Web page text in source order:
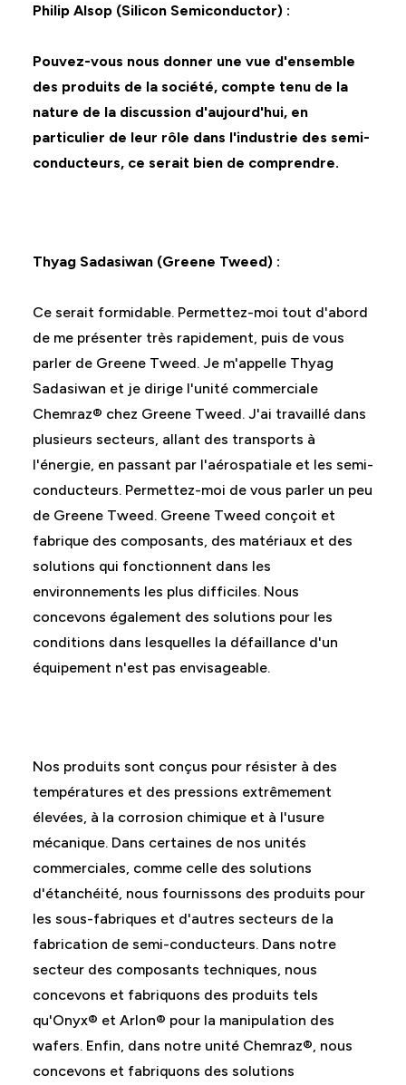
Philip Alsop (Silicon Semiconductor) :
Pouvez-vous nous donner une vue d'ensemble
des produits de la société, compte tenu de la
nature de la discussion d'aujourd'hui, en
particulier de leur rôle dans l'industrie des semi-
conducteurs, ce serait bien de comprendre.
Thyag Sadasiwan (Greene Tweed) :
Ce serait formidable. Permettez-moi tout d'abord
de me présenter très rapidement, puis de vous
parler de Greene Tweed. Je m'appelle Thyag
Sadasiwan et je dirige l'unité commerciale
Chemraz® chez Greene Tweed. J'ai travaillé dans
plusieurs secteurs, allant des transports à
l'énergie, en passant par l'aérospatiale et les semi-
conducteurs. Permettez-moi de vous parler un peu
de Greene Tweed. Greene Tweed conçoit et
fabrique des composants, des matériaux et des
solutions qui fonctionnent dans les
environnements les plus difficiles. Nous
concevons également des solutions pour les
conditions dans lesquelles la défaillance d'un
équipement n'est pas envisageable.
Nos produits sont conçus pour résister à des
températures et des pressions extrêmement
élevées, à la corrosion chimique et à l'usure
mécanique. Dans certaines de nos unités
commerciales, comme celle des solutions
d'étanchéité, nous fournissons des produits pour
les sous-fabriques et d'autres secteurs de la
fabrication de semi-conducteurs. Dans notre
secteur des composants techniques, nous
concevons et fabriquons des produits tels
qu'Onyx® et Arlon® pour la manipulation des
wafers. Enfin, dans notre unité Chemraz®, nous
concevons et fabriquons des solutions